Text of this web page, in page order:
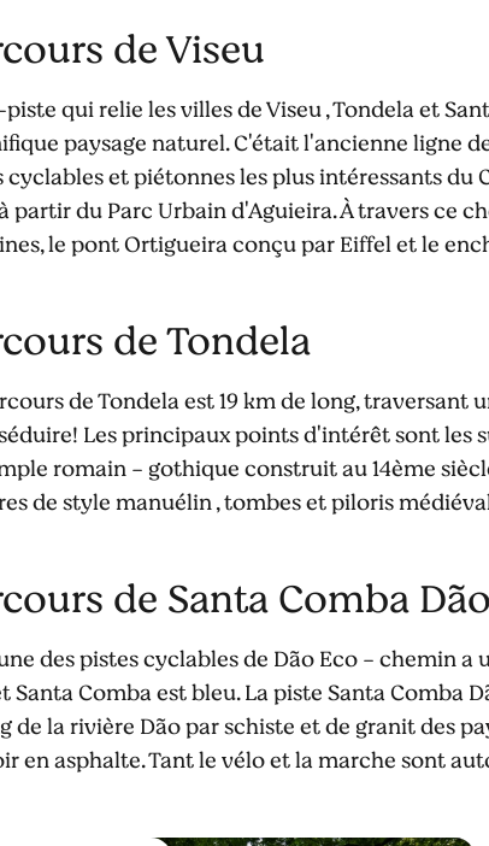
de Viseu
qui relie les villes de Viseu , Tondela et
paysage naturel. C'était l'ancienne ligne
cyclables et piétonnes les plus intéressants du
partir du Parc Urbain d'Aguieira. À travers ce
le pont Ortigueira conçu par Eiffel et le
de Tondela
de Tondela est 19 km de long,
Les principaux points d'intérêt sont les
romain - gothique construit au 14ème
de style manuélin , tombes et piloris
de Santa Comba
des pistes cyclables de Dão Eco - chemin
Santa Comba est bleu. La piste Santa Comba
de la rivière Dão par schiste et de granit des
en asphalte. Tant le vélo et la marche sont